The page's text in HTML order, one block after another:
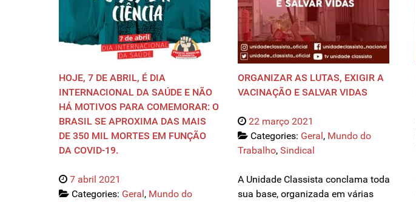
HOJE, 7 DE ABRIL, É DIA
INTERNACIONAL DA SAÚDE E NÃO
HÁ MOTIVOS PARA COMEMORAR: O
BRASIL SE APROXIMA DAS MAIS
DE 350 MIL MORTES EM FUNÇÃO
DA COVID-19.
7 abril 2021
Categories: Geral , Mundo do
ORGANIZAR AS LUTAS, EXIGIR A
VACINAÇÃO E SALVAR VIDAS
22 março 2021
Categories: Geral , Mundo do
Trabalho, Sindical
A Unidade Classista conclama toda
sua base, organizada em várias